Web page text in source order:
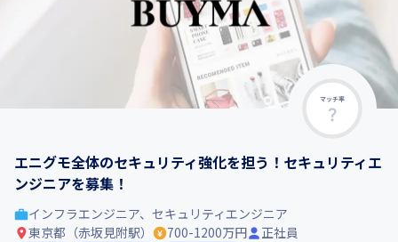
マッチ率
エニグモ全体のセキュリティ強化を担う！セキュリティエ
ンジニアを募集！
インフラエンジニア、セキュリティエンジニア
東京都（赤坂見附駅）
700-1200万円 正社員